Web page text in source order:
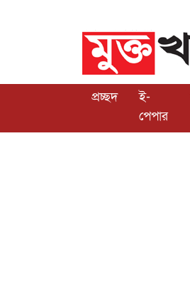
প্রচ্ছদ
ই-
পেপার